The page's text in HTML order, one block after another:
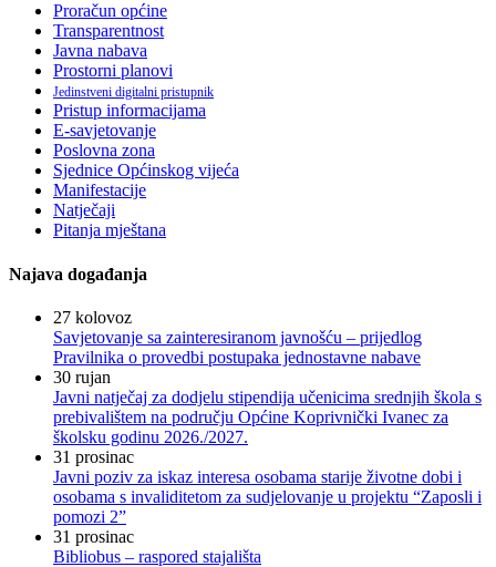
Proračun općine
Transparentnost
Javna nabava
Prostorni planovi
Jedinstveni digitalni pristupnik
Pristup informacijama
E-savjetovanje
Poslovna zona
Sjednice Općinskog vijeća
Manifestacije
Natječaji
Pitanja mještana
Najava događanja
27 kolovoz
Savjetovanje sa zainteresiranom javnošću – prijedlog
Pravilnika o provedbi postupaka jednostavne nabave
30 rujan
Javni natječaj za dodjelu stipendija učenicima srednjih škola s
prebivalištem na području Općine Koprivnički Ivanec za
školsku godinu 2026./2027.
31 prosinac
Javni poziv za iskaz interesa osobama starije životne dobi i
osobama s invaliditetom za sudjelovanje u projektu “Zaposli i
pomozi 2”
31 prosinac
Bibliobus – raspored stajališta